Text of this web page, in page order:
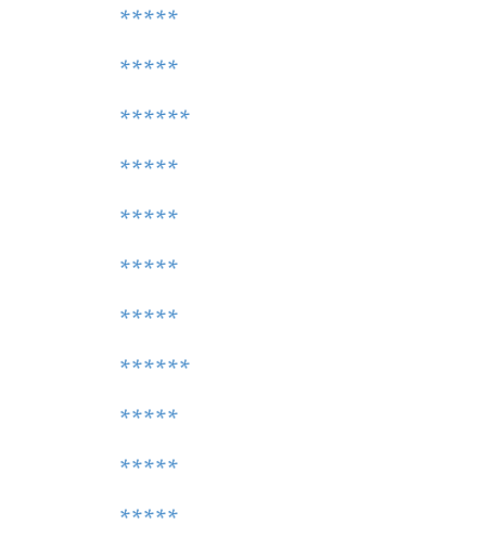
*****
*****
******
*****
*****
*****
*****
******
*****
*****
*****